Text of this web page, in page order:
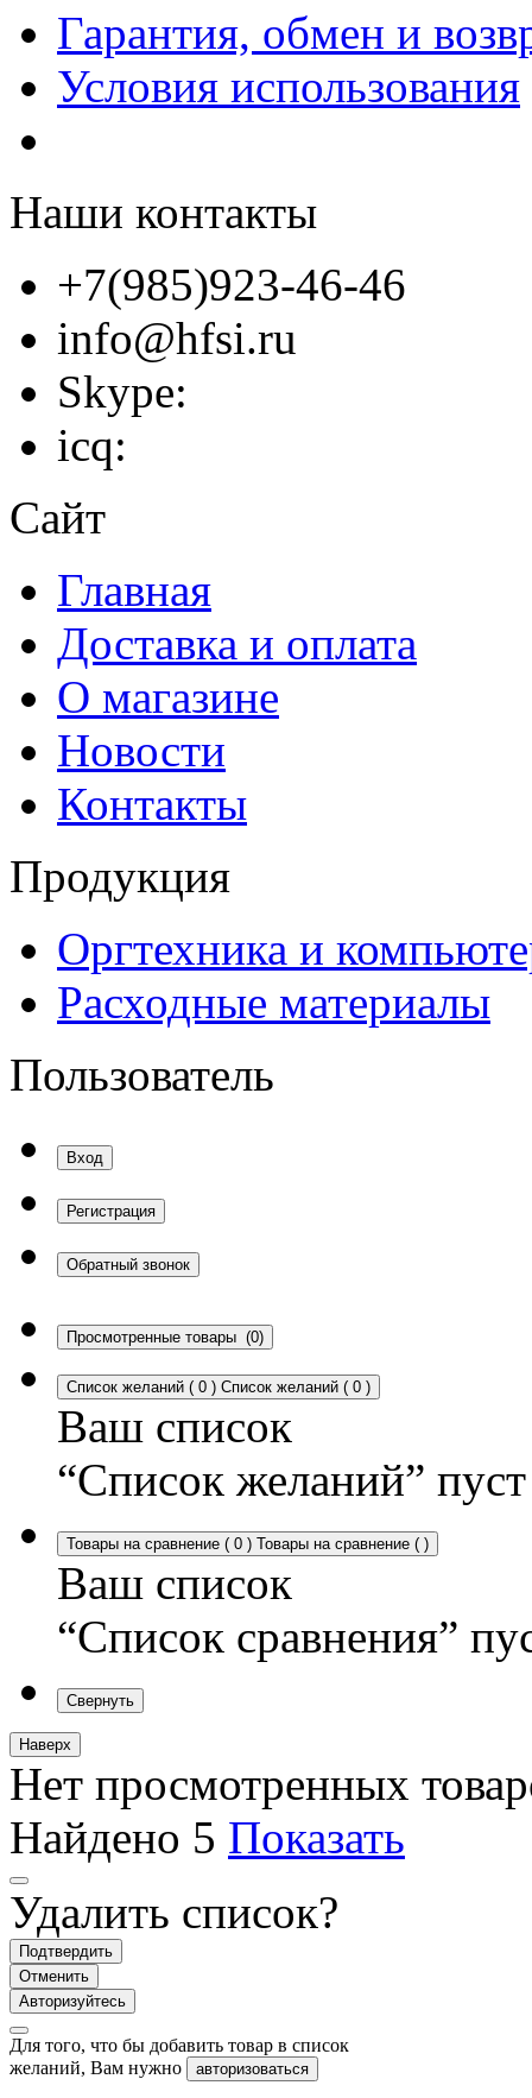
Гарантия, обмен и
Условия использования
Наши контакты
+7(985)923-46-46
info@hfsi.ru
Skype:
icq:
Сайт
Главная
Доставка и оплата
О магазине
Новости
Контакты
Продукция
Оргтехника и
Расходные материалы
Пользователь
Вход
Регистрация
Обратный звонок
Просмотренные товары (0)
Список желаний ( 0 ) Список желаний ( 0 )
Ваш список
“Список желаний” пуст
Товары на сравнение ( 0 ) Товары на сравнение ( )
Ваш список
“Список сравнения”
Свернуть
Наверх
Нет просмотренных
Найдено 5 Показать
Удалить список?
Подтвердить
Отменить
Авторизуйтесь
Для того, что бы добавить товар в список
желаний, Вам нужно
авторизоваться